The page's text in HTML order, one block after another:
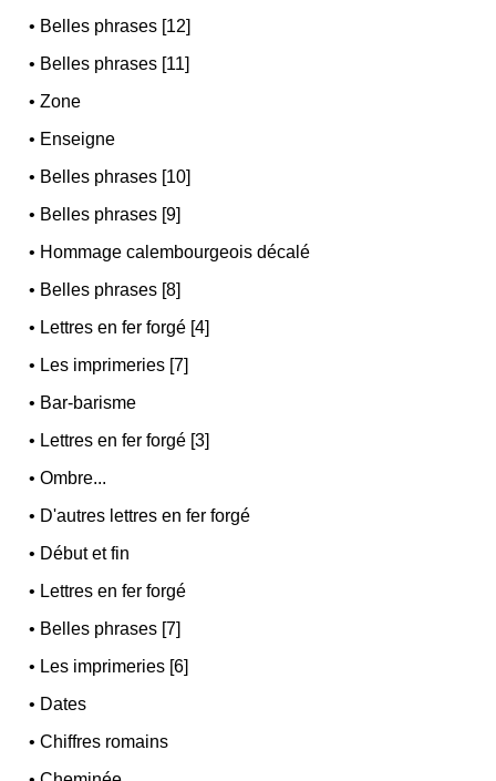
• Belles phrases [12]
• Belles phrases [11]
•Zone
• Enseigne
• Belles phrases [10]
• Belles phrases [9]
• Hommage calembourgeois décalé
• Belles phrases [8]
• Lettres en fer forgé [4]
• Les imprimeries [7]
• Bar-barisme
• Lettres en fer forgé [3]
•Ombre...
• D'autres lettres en fer forgé
• Début et fin
• Lettres en fer forgé
• Belles phrases [7]
• Les imprimeries [6]
• Dates
•Chiffres romains